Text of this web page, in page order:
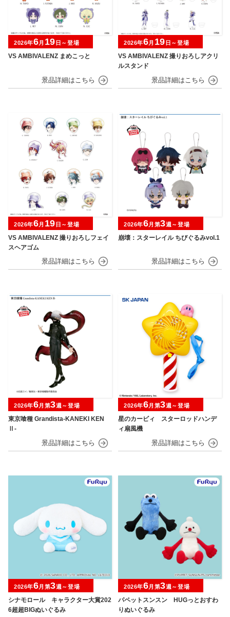
VS AMBIVALENZ まめこっと
2026年6月 19 日～登場
VS AMBIVALENZ 撮りおろしアクリ
ルスタンド
2026年6月 19 日～登場
VS AMBIVALENZ 撮りおろしフェイ
スヘアゴム
2026年6月 19 日～登場
崩壊：スターレイル ちびぐるみvol.1
2026年6月第3週～登場
東京喰種 Grandista-KANEKI KEN
Ⅱ-
2026年6月第3週～登場
星のカービィ スターロッドハンデ
ィ扇風機
2026年6月第3週～登場
シナモロール キャラクター大賞202
6超超BIGぬいぐるみ
2026年6月第3週～登場
パペットスンスン HUGっとおすわ
りぬいぐるみ
2026年6月第3週～登場